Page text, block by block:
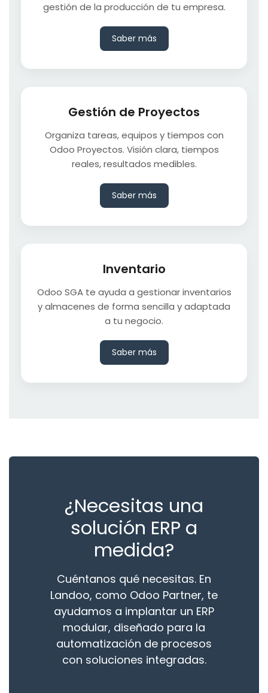
gestión de la producción de tu empresa.
Saber más
Gestión de Proyectos
Organiza tareas, equipos y tiempos con
Odoo Proyectos. Visión clara, tiempos
reales, resultados medibles.
Saber más
Inventario
Odoo SGA te ayuda a gestionar inventarios
y almacenes de forma sencilla y adaptada
a tu negocio.
Saber más
¿Necesitas una
solución ERP a
medida?
Cuéntanos qué necesitas. En
Landoo, como Odoo Partner, te
ayudamos a implantar un ERP
modular, diseñado para la
automatización de procesos
con soluciones integradas.